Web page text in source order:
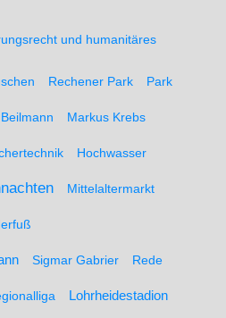
und humanitäres
Rechener Park Park
Markus Krebs
Hochwasser
Mittelaltermarkt
Sigmar Gabrier Rede
Lohrheidestadion